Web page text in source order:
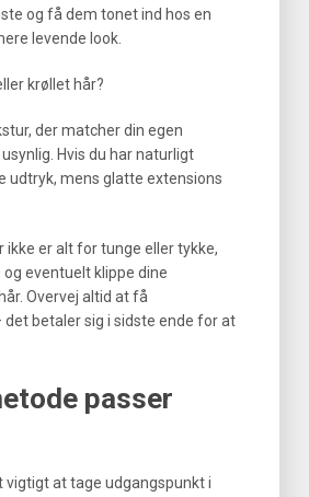
og få dem tonet ind hos en
levende look.
krøllet hår?
der matcher din egen
Hvis du har naturligt
udtryk, mens glatte extensions
er alt for tunge eller tykke,
eventuelt klippe dine
Overvej altid at få
betaler sig i sidste ende for at
passer
vigtigt at tage udgangspunkt i